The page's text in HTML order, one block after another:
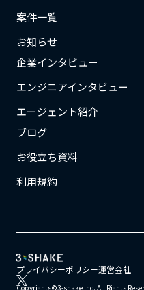
案件一覧
お知らせ
企業インタビュー
エンジニアインタビュー
エージェント紹介
ブログ
お役立ち資料
利用規約
プライバシーポリシー運営会社
Copyrights©3-shake Inc. All Rights